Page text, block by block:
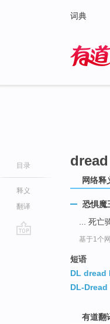
词典
目录
释义
翻译
网络释
恐惧魔
... 死
基于1个
短语
DL dread
DL-
有道翻